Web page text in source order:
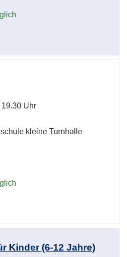
Uhr
kleine Turnhalle
Kinder (6-12 Jahre)